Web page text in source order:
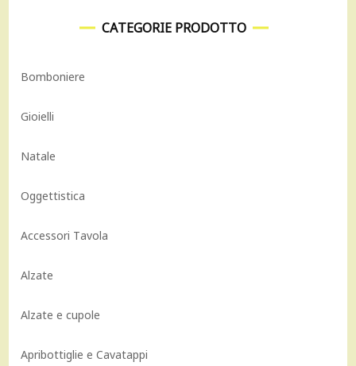
CATEGORIE PRODOTTO
Bomboniere
Gioielli
Natale
Oggettistica
Accessori Tavola
Alzate
Alzate e cupole
Apribottiglie e Cavatappi